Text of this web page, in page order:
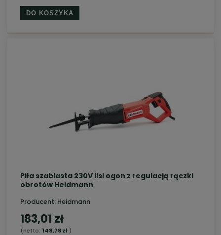
DO KOSZYKA
Piła szablasta 230V lisi ogon z regulacją rączki
obrotów Heidmann
Producent: Heidmann
183,01 zł
(netto: 148,79 zł)